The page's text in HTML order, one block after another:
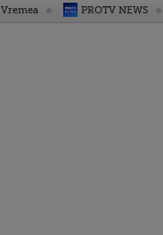
Vremea PROTV NEWS